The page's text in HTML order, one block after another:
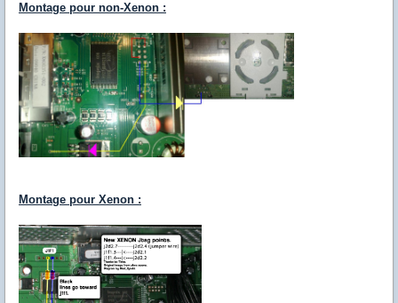
Montage pour non-Xenon :
Montage pour Xenon :